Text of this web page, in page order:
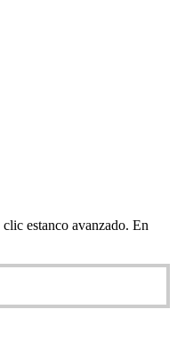
estanco avanzado. En